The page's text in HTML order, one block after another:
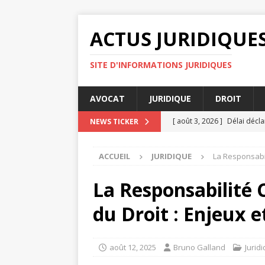
ACTUS
SITE D'INFORMATIONS JURIDIQUES
AVOCAT JURIDIQUE DROIT
NEWS TICKER [ août 3, 2026 ] Délai
[ juillet 31, 2026 ] Quelles
[ juillet 31, 2026 ]
[ août 4, 2026 ] Avocat ou
ACCUEIL JURIDIQUE La
La Responsabilité
du Droit : Enjeux
août 12, 2025 Bruno Galland